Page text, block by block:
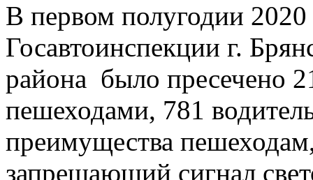
В первом полугодии 2020
Госавтоинспекции г.
района было пресечено
пешеходами, 781
преимущества
запрещающий сигнал